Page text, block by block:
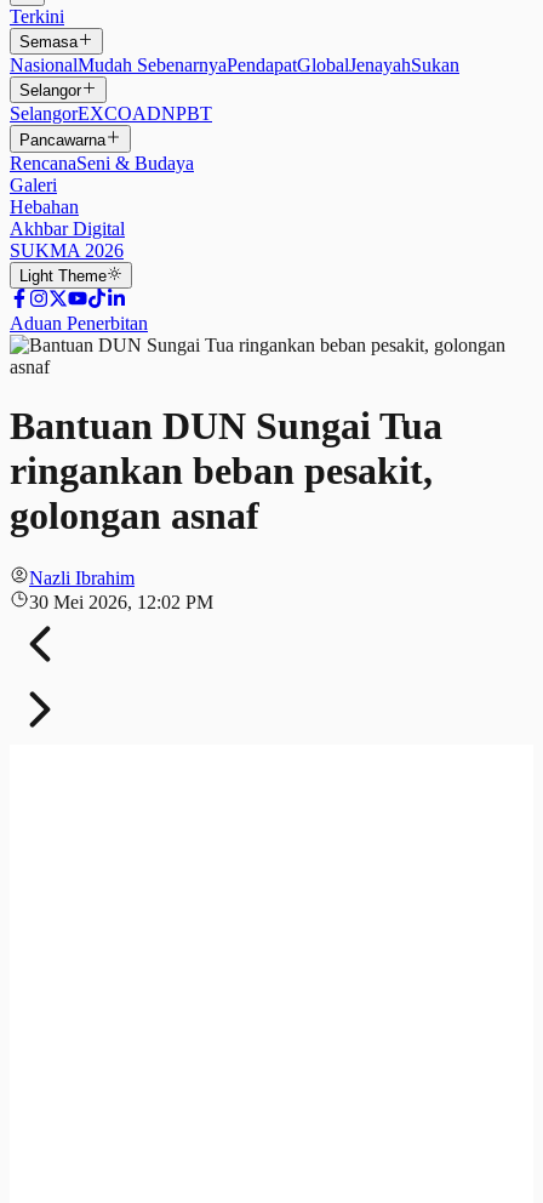
Terkini
Semasa
NasionalMudah SebenarnyaPendapatGlobalJenayahSukan
Selangor
SelangorEXCOADNPBT
Pancawarna
RencanaSeni & Budaya
Galeri
Hebahan
Akhbar Digital
SUKMA 2026
Light Theme
Aduan Penerbitan
Bantuan DUN Sungai Tua
ringankan beban pesakit,
golongan asnaf
Nazli Ibrahim
30 Mei 2026, 12:02 PM